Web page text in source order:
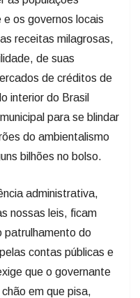
os governos locais
receitas milagrosas,
de suas
de créditos de
interior do Brasil
para se blindar
do ambientalismo
bilhões no bolso.
administrativa,
nossas leis, ficam
patrulhamento do
contas públicas e
que o governante
em que pisa,